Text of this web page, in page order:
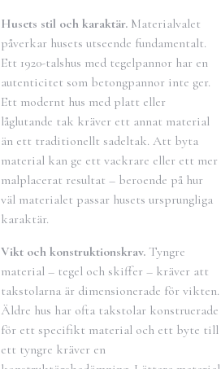
Husets stil och karaktär. Materialvalet
påverkar husets utseende fundamentalt.
Ett 1920-talshus med tegelpannor har en
autenticitet som betongpannor inte ger.
Ett modernt hus med platt eller
låglutande tak kräver ett annat material
än ett traditionellt sadeltak. Att byta
material kan ge ett vackrare eller ett mer
malplacerat resultat – beroende på hur
väl materialet passar husets ursprungliga
karaktär.
Vikt och konstruktionskrav. Tyngre
material – tegel och skiffer – kräver att
takstolarna är dimensionerade för vikten.
Äldre hus har ofta takstolar konstruerade
för ett specifikt material och ett byte till
ett tyngre kräver en